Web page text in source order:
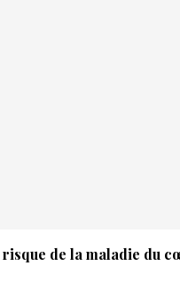
risque de la maladie du